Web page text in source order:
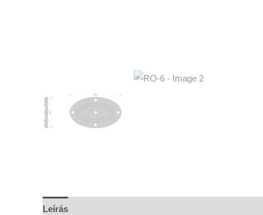
Leírás